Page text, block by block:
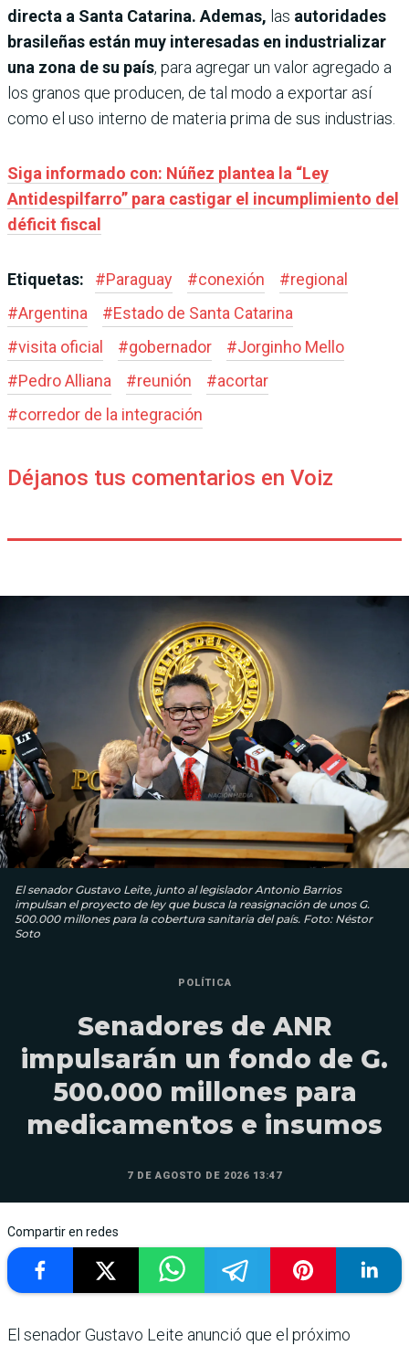
directa a Santa Catarina. Ademas, las autoridades
brasileñas están muy interesadas en industrializar
una zona de su país, para agregar un valor agregado a
los granos que producen, de tal modo a exportar así
como el uso interno de materia prima de sus industrias.
Siga informado con: Núñez plantea la “Ley
Antidespilfarro” para castigar el incumplimiento del
déficit fiscal
Etiquetas: #Paraguay #conexión #regional
#Argentina #Estado de Santa Catarina
#visita oficial #gobernador #Jorginho Mello
#Pedro Alliana #reunión #acortar
#corredor de la integración
Déjanos tus comentarios en Voiz
El senador Gustavo Leite, junto al legislador Antonio Barrios
impulsan el proyecto de ley que busca la reasignación de unos G.
500.000 millones para la cobertura sanitaria del país. Foto: Néstor
Soto
POLÍTICA
Senadores de ANR
impulsarán un fondo de G.
500.000 millones para
medicamentos e insumos
7 DE AGOSTO DE 2026 13:47
Compartir en redes
El senador Gustavo Leite anunció que el próximo